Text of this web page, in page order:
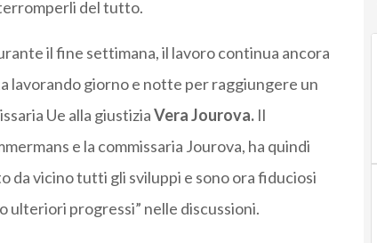
del tutto.
il fine settimana, il lavoro continua ancora
lavorando giorno e notte per raggiungere un
Ue alla giustiziaVera Jourova.Il
e la commissaria Jourova, ha quindi
da vicino tutti gli sviluppi e sono ora fiduciosi
ulteriori progressi” nelle discussioni.